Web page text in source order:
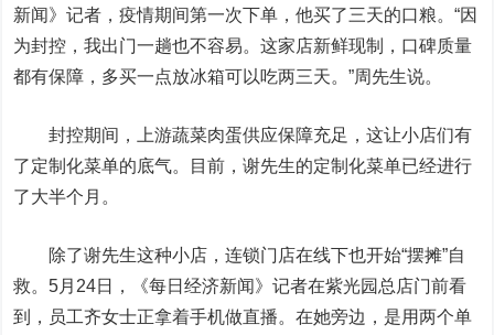
新闻》记者，疫情期间第一次下单，他买了三天的口粮。“因
为封控，我出门一趟也不容易。这家店新鲜现制，口碑质量
都有保障，多买一点放冰箱可以吃两三天。”周先生说。
封控期间，上游蔬菜肉蛋供应保障充足，这让小店们有
了定制化菜单的底气。目前，谢先生的定制化菜单已经进行
了大半个月。
除了谢先生这种小店，连锁门店在线下也开始“摆摊”自
救。5月24日，《每日经济新闻》记者在紫光园总店门前看
到，员工齐女士正拿着手机做直播。在她旁边，是用两个单